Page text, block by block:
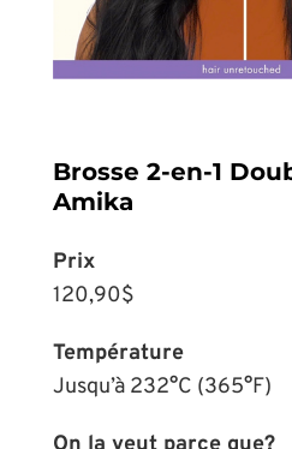
Brosse 2-en-1
Amika
Prix
120,90$
Température
Jusqu’à 232°C (365°F)